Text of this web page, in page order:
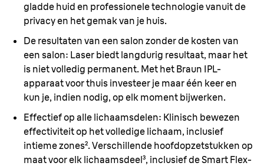
gladde huid en professionele technologie vanuit de
privacy en het gemak van je huis.
De resultaten van een salon zonder de kosten van
een salon: Laser biedt langdurig resultaat, maar het
is niet volledig permanent. Met het Braun IPL-
apparaat voor thuis investeer je maar één keer en
kun je, indien nodig, op elk moment bijwerken.
Effectief op alle lichaamsdelen: Klinisch bewezen
effectiviteit op het volledige lichaam, inclusief
intieme zones². Verschillende hoofdopzetstukken op
maat voor elk lichaamsdeel³, inclusief de Smart Flex-